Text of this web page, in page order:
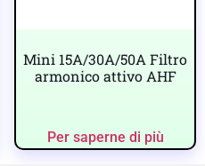
Mini 15A/30A/50A Filtro
armonico attivo AHF
Per saperne di più